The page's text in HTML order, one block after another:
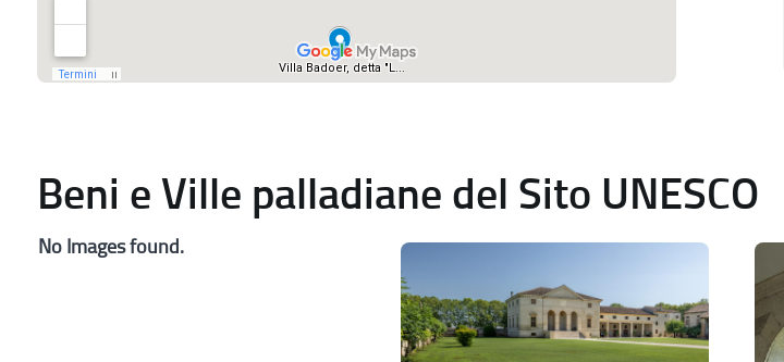
Beni e Ville palladiane del Sito UNESCO
No Images found.